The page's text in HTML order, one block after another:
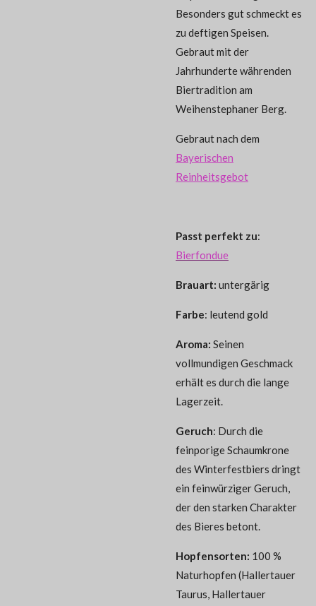
Besonders gut schmeckt es
zu deftigen Speisen.
Gebraut mit der
Jahrhunderte währenden
Biertradition am
Weihenstephaner Berg.
Gebraut nach dem
Bayerischen
Reinheitsgebot
Passt perfekt zu:
Bierfondue
Brauart: untergärig
Farbe: leutend gold
Aroma: Seinen
vollmundigen Geschmack
erhält es durch die lange
Lagerzeit.
Geruch: Durch die
feinporige Schaumkrone
des Winterfestbiers dringt
ein feinwürziger Geruch,
der den starken Charakter
des Bieres betont.
Hopfensorten: 100 %
Naturhopfen (Hallertauer
Taurus, Hallertauer